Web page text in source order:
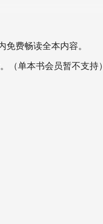
费畅读全本内容。
（单本书会员暂不支持）